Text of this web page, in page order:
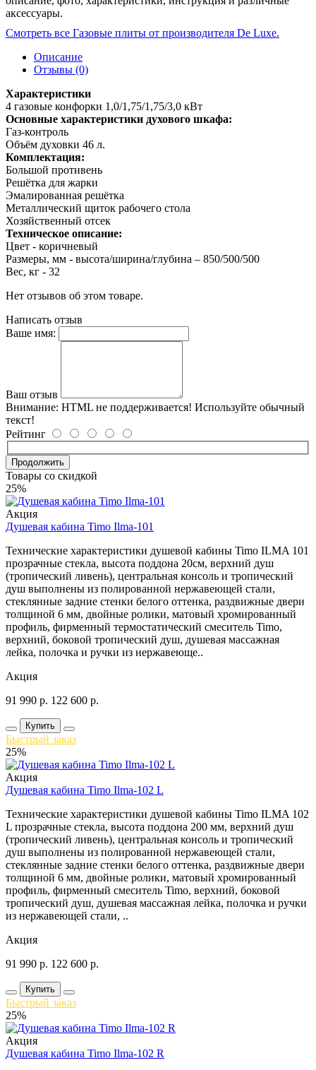
аксессуары.
Смотреть все Газовые плиты от производителя De Luxe.
Описание
Отзывы (0)
Характеристики
4 газовые конфорки 1,0/1,75/1,75/3,0 кВт
Основные характеристики духового шкафа:
Газ-контроль
Объём духовки 46 л.
Комплектация:
Большой противень
Решётка для жарки
Эмалированная решётка
Металлический щиток рабочего стола
Хозяйственный отсек
Техническое описание:
Цвет - коричневый
Размеры, мм - высота/ширина/глубина – 850/500/500
Вес, кг - 32
Нет отзывов об этом товаре.
Написать отзыв
Ваше имя:
Ваш отзыв
Внимание: HTML не поддерживается! Используйте обычный
текст!
Рейтинг
Продолжить
Товары со скидкой
25%
Акция
Душевая кабина Timo Ilma-101
Технические характеристики душевой кабины Timo ILMA 101
прозрачные стекла, высота поддона 20см, верхний душ
(тропический ливень), центральная консоль и тропический
душ выполнены из полированной нержавеющей стали,
стеклянные задние стенки белого оттенка, раздвижные двери
толщиной 6 мм, двойные ролики, матовый хромированный
профиль, фирменный термостатический смеситель Timo,
верхний, боковой тропический душ, душевая массажная
лейка, полочка и ручки из нержавеюще..
Акция
91 990 р. 122 600 р.
Купить
Быстрый заказ
25%
Акция
Душевая кабина Timo Ilma-102 L
Технические характеристики душевой кабины Timo ILMA 102
L прозрачные стекла, высота поддона 200 мм, верхний душ
(тропический ливень), центральная консоль и тропический
душ выполнены из полированной нержавеющей стали,
стеклянные задние стенки белого оттенка, раздвижные двери
толщиной 6 мм, двойные ролики, матовый хромированный
профиль, фирменный смеситель Timo, верхний, боковой
тропический душ, душевая массажная лейка, полочка и ручки
из нержавеющей стали, ..
Акция
91 990 р. 122 600 р.
Купить
Быстрый заказ
25%
Акция
Душевая кабина Timo Ilma-102 R